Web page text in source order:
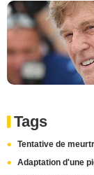
Tags
Tentative de
Adaptation d'une